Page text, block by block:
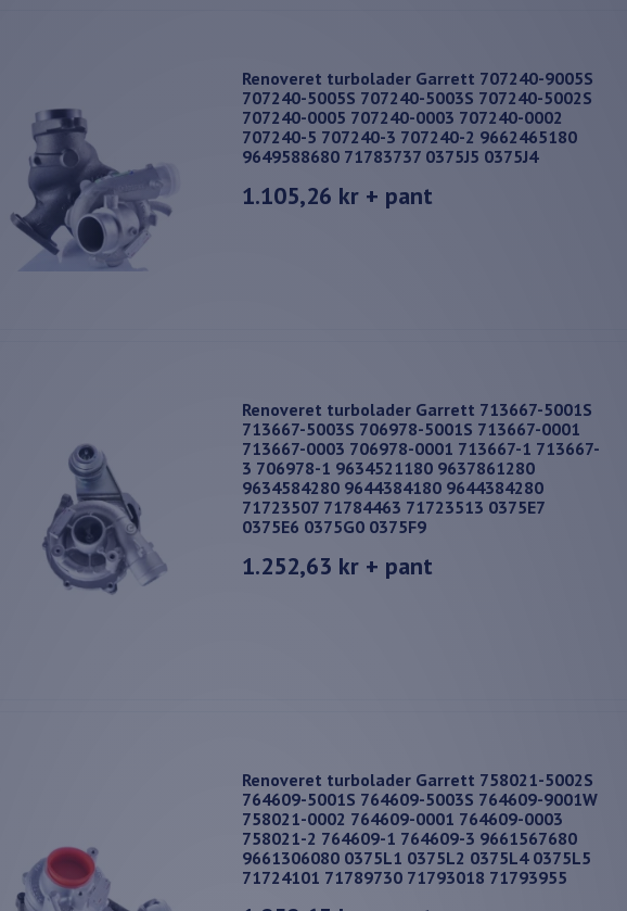
Renoveret turbolader Garrett 707240-9005S
707240-5005S 707240-5003S 707240-5002S
707240-0005 707240-0003 707240-0002
707240-5 707240-3 707240-2 9662465180
9649588680 71783737 0375J5 0375J4
1.105,26 kr + pant
Renoveret turbolader Garrett 713667-5001S
713667-5003S 706978-5001S 713667-0001
713667-0003 706978-0001 713667-1 713667-
3 706978-1 9634521180 9637861280
9634584280 9644384180 9644384280
71723507 71784463 71723513 0375E7
0375E6 0375G0 0375F9
1.252,63 kr + pant
Renoveret turbolader Garrett 758021-5002S
764609-5001S 764609-5003S 764609-9001W
758021-0002 764609-0001 764609-0003
758021-2 764609-1 764609-3 9661567680
9661306080 0375L1 0375L2 0375L4 0375L5
71724101 71789730 71793018 71793955